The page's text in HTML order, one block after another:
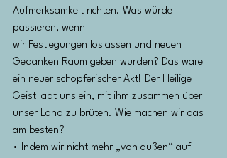
Aufmerksamkeit richten. Was würde
passieren, wenn
wir Festlegungen loslassen und neuen
Gedanken Raum geben würden? Das wäre
ein neuer schöpferischer Akt! Der Heilige
Geist lädt uns ein, mit ihm zusammen über
unser Land zu brüten. Wie machen wir das
am besten?
• Indem wir nicht mehr „von außen“ auf